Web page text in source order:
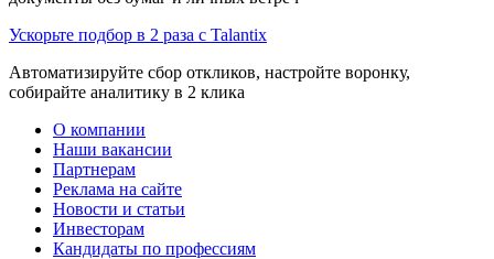
Ускорьте подбор в 2 раза с Talantix
Автоматизируйте сбор откликов, настройте воронку,
собирайте аналитику в 2 клика
О компании
Наши вакансии
Партнерам
Реклама на сайте
Новости и статьи
Инвесторам
Кандидаты по профессиям